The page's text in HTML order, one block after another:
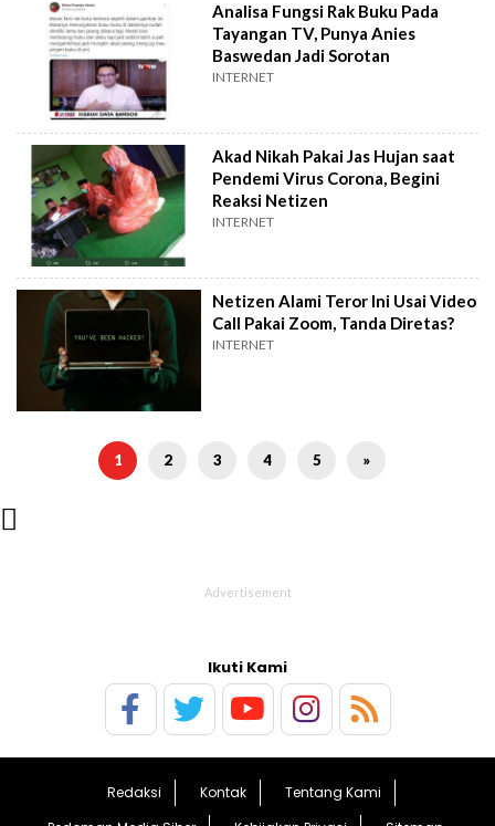
Analisa Fungsi Rak Buku Pada
Tayangan TV, Punya Anies
Baswedan Jadi Sorotan
INTERNET
Akad Nikah Pakai Jas Hujan saat
Pendemi Virus Corona, Begini
Reaksi Netizen
INTERNET
Netizen Alami Teror Ini Usai Video
Call Pakai Zoom, Tanda Diretas?
INTERNET
1 2 3 4 5 »

Ikuti Kami
Redaksi Kontak
Tentang Kami